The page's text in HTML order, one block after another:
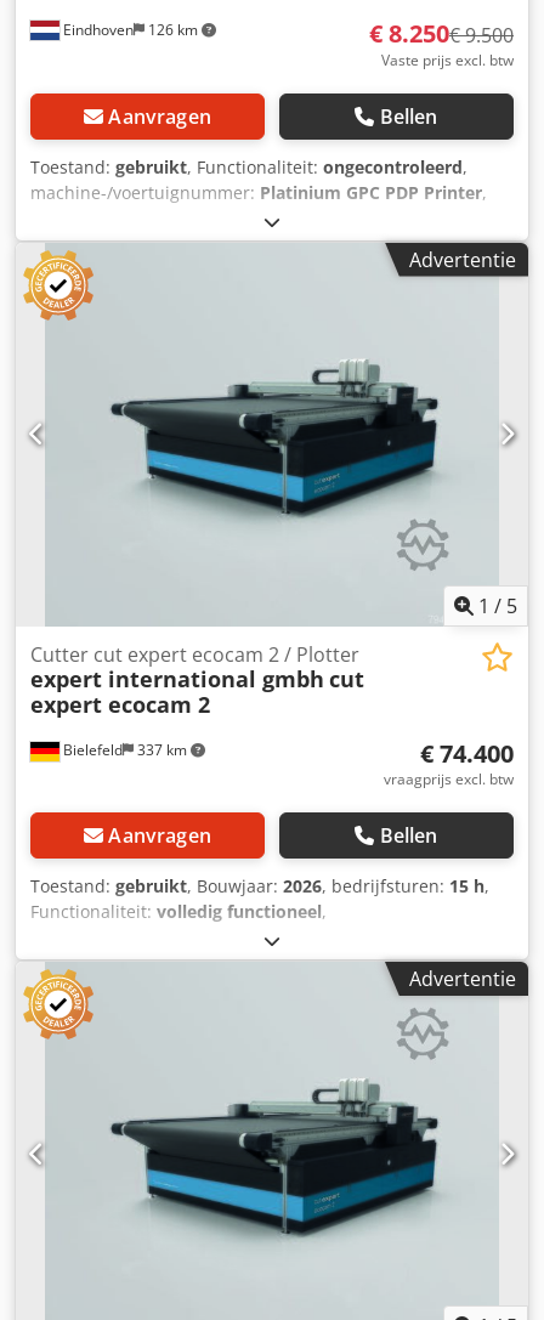
Eindhoven 126 km € 8.250€ 9.500
Vaste prijs excl. btw
Aanvragen Bellen
Toestand: gebruikt, Functionaliteit: ongecontroleerd,
machine-/voertuignummer: Platinium GPC PDP Printer,
Gebruikte IP Semi Automatische Tampondrukinstallatie /
Tamponprinter IP Printing International Semi Automatic
Pad Printing Machine "Used for Pad Printing of PIA on son-
tubes and on shaped products" Manufacturer: IP Printing
International Belgium Model: Slider 160 GPC+P 290 GPC
Controller: Siemens Simatic Tough Pannel Inclusief pallet
met gereedschap en extra onderdelen
Advertentie
1 / 5
Bielefeld 337 km
Cutter cut expert ecocam 2 / Plotter
expert international gmbh cut
expert ecocam 2
€ 74.400
vraagprijs excl. btw
Aanvragen Bellen
Toestand: gebruikt, Bouwjaar: 2026, bedrijfsturen: 15 h,
Functionaliteit: volledig functioneel,
204065
mm, totale hoogte:3.300 mm, Gebruikte machine CNC-
cutter/plotter Snijvlak in X en Y: 2.500 x 2.100 mm
Multifunctioneel CAM-snijsysteem met CNC-mes-
technologie voor 2D-snijden van leer, textiel, technische
stoffen, schuim en andere vlakke, semi-flexibele of stijve,
niet-metalen materialen. Cedpfx Asif Ek Rel Sjha Uitrusting
van de gebruikte machine: • 1 snijbrug en 1
multifunctionele gereedschapskop De machine wordt
geleverd met een aangedreven rondmes, een elektrisch
oscillerend mes en een freeskop (inclusief afzuiginstallatie)
• Multifunctionele gereedschapskop voor het opnemen van
maximaal 3 verwisselbare gereedschappen • Krachtige
Advertentie